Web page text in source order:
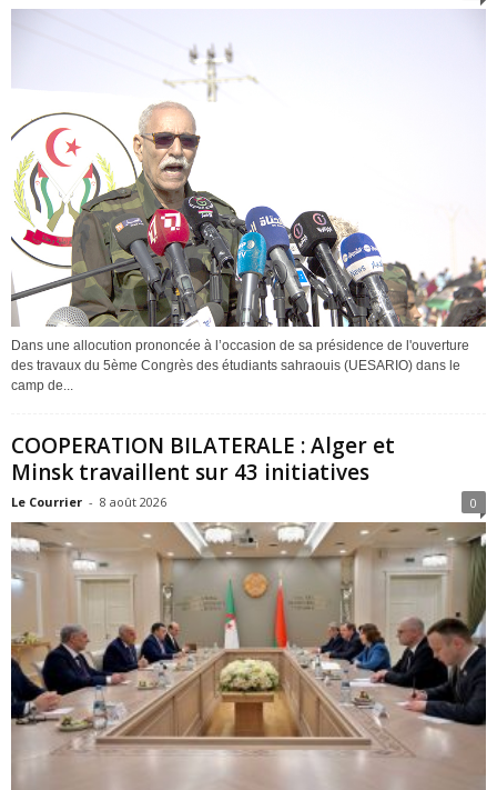
Dans une allocution prononcée à l’occasion de sa présidence de l'ouverture
des travaux du 5ème Congrès des étudiants sahraouis (UESARIO) dans le
camp de...
COOPERATION BILATERALE : Alger et
Minsk travaillent sur 43 initiatives
Le Courrier - 8 août 2026 0